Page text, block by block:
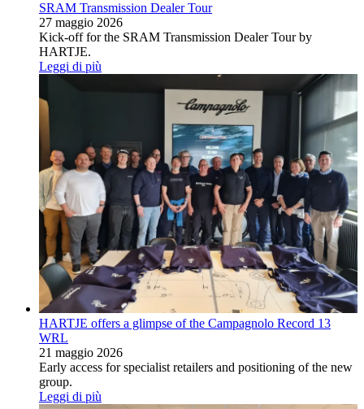
SRAM Transmission Dealer Tour
27 maggio 2026
Kick-off for the SRAM Transmission Dealer Tour by
HARTJE.
Leggi di più
HARTJE offers a glimpse of the Campagnolo Record 13
WRL
21 maggio 2026
Early access for specialist retailers and positioning of the new
group.
Leggi di più